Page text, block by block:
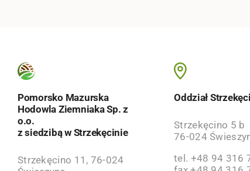
Pomorsko Mazurska
Hodowla Ziemniaka Sp. z
o.o.
z siedzibą w Strzekęcinie
Strzekęcino 11, 76-024
Oddział
Strzekęcino 5 b
76-024
tel. +48 94 316